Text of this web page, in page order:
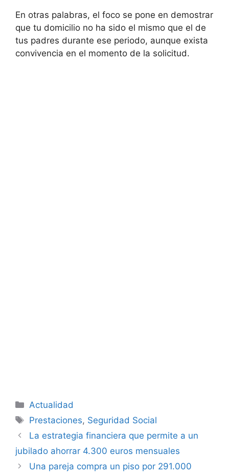
En otras palabras, el foco se pone en demostrar
que tu domicilio no ha sido el mismo que el de
tus padres durante ese periodo, aunque exista
convivencia en el momento de la solicitud.
Categorías
Actualidad
Etiquetas
Prestaciones, Seguridad Social
La estrategia financiera que permite a un
jubilado ahorrar 4.300 euros mensuales
Una pareja compra un piso por 291.000